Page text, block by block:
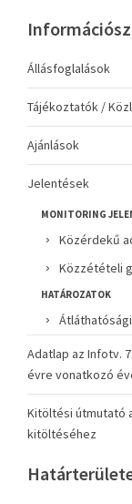
Állásfoglalások
Tájékoztatók /
Ajánlások
Jelentések
MONITORING
Közérdekű
Közzétételi
HATÁROZATOK
Adatlap az Infotv.
évre vonatkozó
Kitöltési útmutató
kitöltéséhez